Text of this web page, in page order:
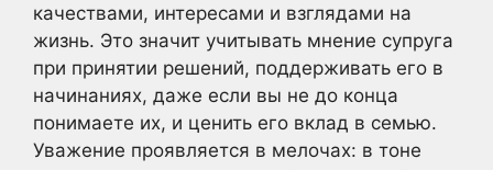
качествами, интересами и взглядами на
жизнь. Это значит учитывать мнение супруга
при принятии решений, поддерживать его в
начинаниях, даже если вы не до конца
понимаете их, и ценить его вклад в семью.
Уважение проявляется в мелочах: в тоне